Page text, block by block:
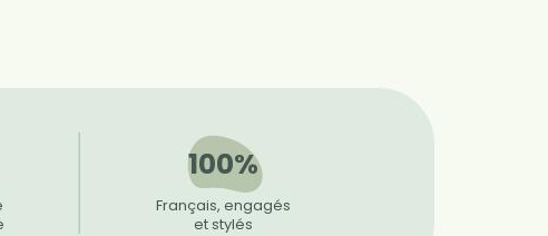
100%
Français, engagés
et stylés